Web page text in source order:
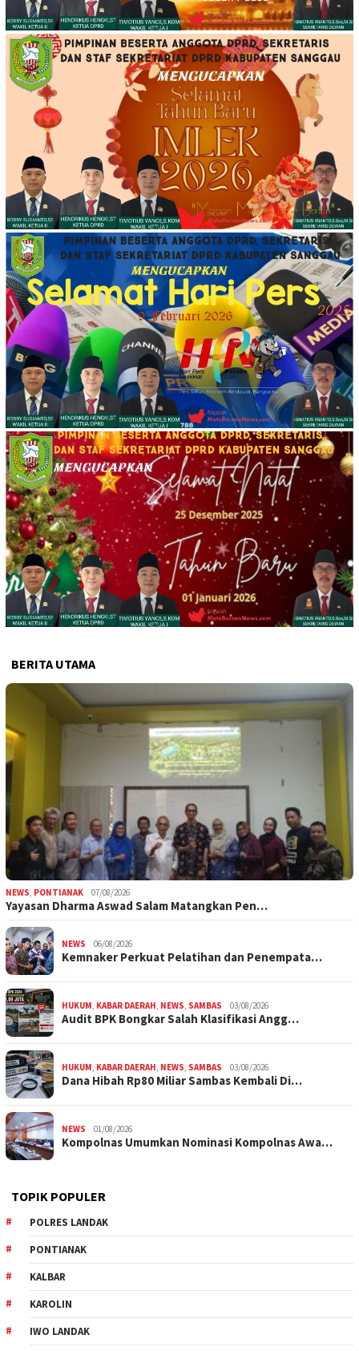
BERITA UTAMA
NEWS, PONTIANAK 07/08/2026
Yayasan Dharma Aswad Salam Matangkan Pen…
NEWS 06/08/2026
Kemnaker Perkuat Pelatihan dan Penempata…
HUKUM, KABAR DAERAH, NEWS, SAMBAS 03/08/2026
Audit BPK Bongkar Salah Klasifikasi Angg…
HUKUM, KABAR DAERAH, NEWS, SAMBAS 03/08/2026
Dana Hibah Rp80 Miliar Sambas Kembali Di…
NEWS 01/08/2026
Kompolnas Umumkan Nominasi Kompolnas Awa…
TOPIK POPULER
POLRES LANDAK
PONTIANAK
KALBAR
KAROLIN
IWO LANDAK